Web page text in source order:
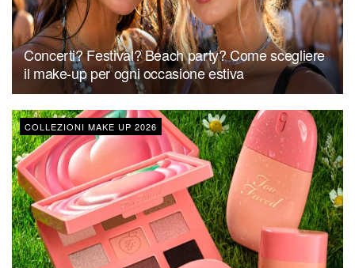
Concerti? Festival? Beach party? Come scegliere
il make-up per ogni occasione estiva
COLLEZIONI MAKE UP 2026